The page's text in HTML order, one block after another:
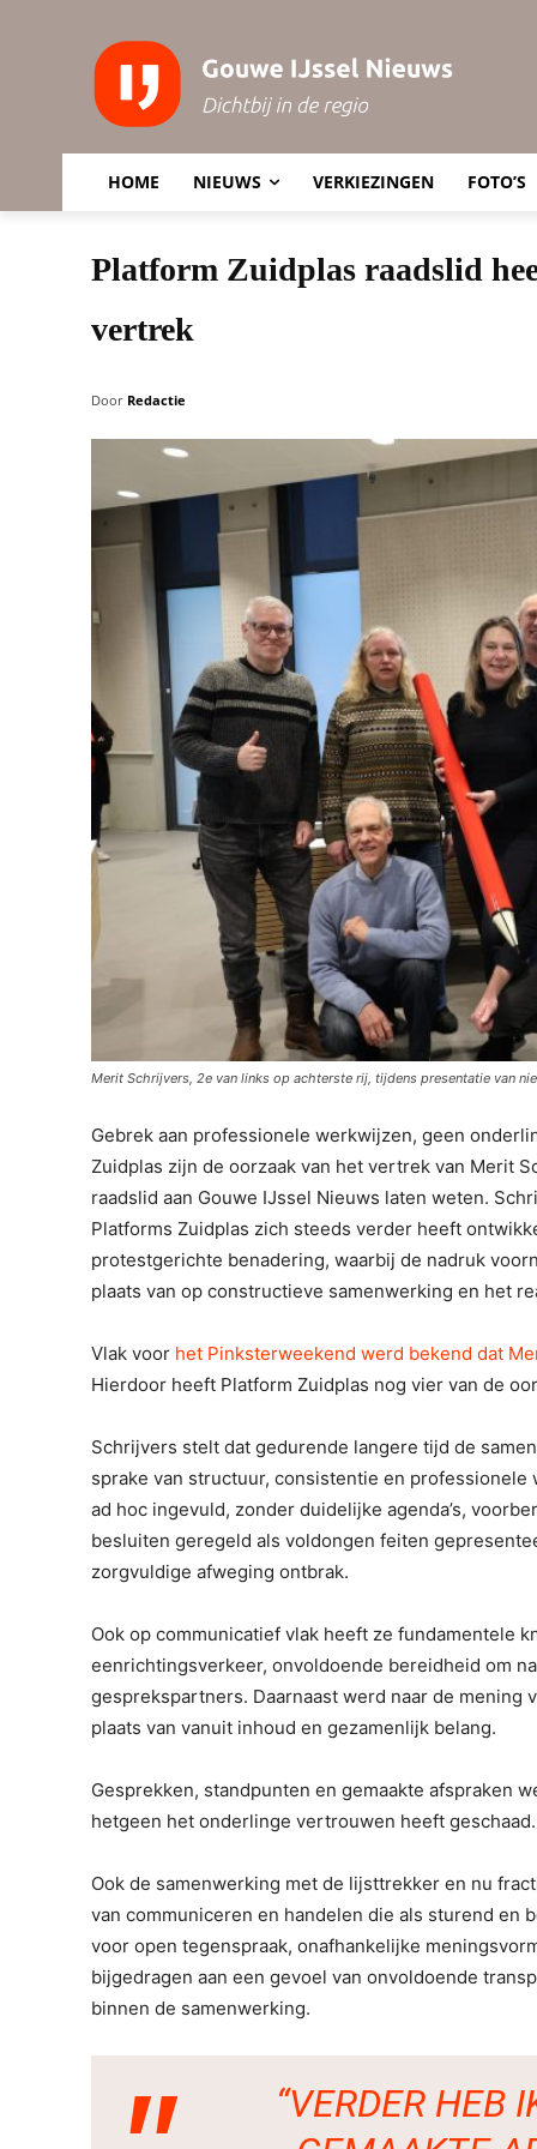
HOME NIEUWS VERKIEZINGEN FOTO’S
Platform Zuidplas raadslid
vertrek
Door Redactie
Merit Schrijvers, 2e van links op achterste rij, tijdens presentatie van
Gebrek aan professionele werkwijzen, geen
Zuidplas zijn de oorzaak van het vertrek van Merit
raadslid aan Gouwe IJssel Nieuws laten weten.
Platforms Zuidplas zich steeds verder heeft
protestgerichte benadering, waarbij de nadruk
plaats van op constructieve samenwerking en het
Vlak voor het Pinksterweekend werd bekend dat
Hierdoor heeft Platform Zuidplas nog vier van de
Schrijvers stelt dat gedurende langere tijd de
sprake van structuur, consistentie en
ad hoc ingevuld, zonder duidelijke agenda’s,
besluiten geregeld als voldongen feiten
zorgvuldige afweging ontbrak.
Ook op communicatief vlak heeft ze fundamentele
eenrichtingsverkeer, onvoldoende bereidheid om
gesprekspartners. Daarnaast werd naar de mening
plaats van vanuit inhoud en gezamenlijk belang.
Gesprekken, standpunten en gemaakte afspraken
hetgeen het onderlinge vertrouwen heeft geschaad.
Ook de samenwerking met de lijsttrekker en nu
van communiceren en handelen die als sturend
voor open tegenspraak, onafhankelijke
bijgedragen aan een gevoel van onvoldoende
binnen de samenwerking.
“VERDER HEB